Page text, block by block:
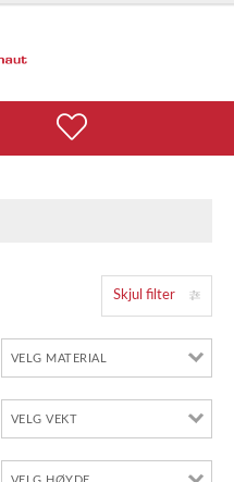
Skjul filter